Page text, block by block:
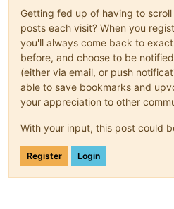
Getting fed up of having to
posts each visit? When you
you'll always come back to
before, and choose to be
(either via email, or push
able to save bookmarks and
your appreciation to other
With your input, this post could
Register Login